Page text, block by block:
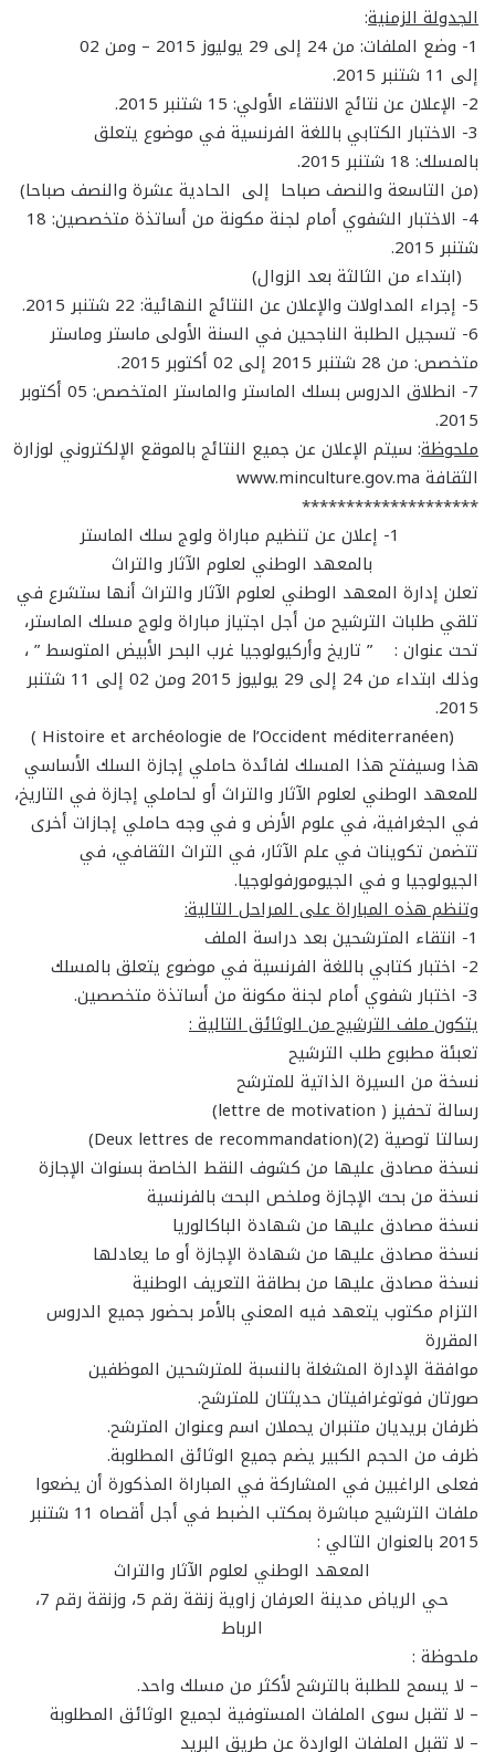
الجدولة الزمنية:
1- وضع الملفات: من 24 إلى 29 يوليوز 2015 – ومن 02
إلى 11 شتنبر 2015.
2- الإعلان عن نتائج الانتقاء الأولي: 15 شتنبر 2015.
3- الاختبار الكتابي باللغة الفرنسية في موضوع يتعلق
بالمسلك: 18 شتنبر 2015.
(من التاسعة والنصف صباحا إلى الحادية عشرة والنصف صباحا)
4- الاختبار الشفوي أمام لجنة مكونة من أساتذة متخصصين: 18
شتنبر 2015.
(ابتداء من الثالثة بعد الزوال)
5- إجراء المداولات والإعلان عن النتائج النهائية:
22 شتنبر 2015.
6- تسجيل الطلبة الناجحين في السنة الأولى ماستر وماستر
متخصص: من 28 شتنبر 2015 إلى 02 أكتوبر 2015.
7- انطلاق الدروس بسلك الماستر والماستر المتخصص: 05 أكتوبر
2015.
ملحوظة: سيتم الإعلان عن جميع النتائج بالموقع الإلكتروني لوزارة
الثقافة www.minculture.gov.ma
********************
بالمعهد الوطني لعلوم الآثار والتراث
تعلن إدارة المعهد الوطني لعلوم الآثار والتراث أنها ستشرع في
تلقي طلبات الترشيح من أجل اجتياز مباراة ولوج مسلك الماستر،
تحت عنوان : ” تاريخ وأركيولوجيا غرب البحر الأبيض المتوسط ” ،
وذلك ابتداء من 24 إلى 29 يوليوز 2015 ومن 02 إلى 11 شتنبر
2015.
(
Histoire et archéologie de l’Occident méditerranéen
)
هذا وسيفتح هذا المسلك لفائدة حاملي إجازة السلك الأساسي
للمعهد الوطني لعلوم الآثار والتراث أو لحاملي إجازة في التاريخ،
في الجغرافية، في علوم الأرض و في وجه حاملي إجازات أخرى
تتضمن تكوينات في علم الآثار، في التراث الثقافي، في
الجيولوجيا و في الجيومورفولوجيا.
وتنظم هذه المباراة على المراحل التالية:
1- انتقاء المترشحين بعد دراسة الملف
2- اختبار كتابي باللغة الفرنسية في موضوع يتعلق بالمسلك
3- اختبار شفوي أمام لجنة مكونة من أساتذة متخصصين.
يتكون ملف الترشيح من الوثائق التالية :
تعبئة مطبوع طلب الترشيح
نسخة من السيرة الذاتية للمترشح
رسالة تحفيز ( lettre de motivation
)
رسالتا توصية (2)(
Deux lettres de recommandation
)
نسخة مصادق عليها من كشوف النقط الخاصة بسنوات الإجازة
نسخة من بحث الإجازة وملخص البحث بالفرنسية
نسخة مصادق عليها من شهادة الباكالوريا
نسخة مصادق عليها من شهادة الإجازة أو ما يعادلها
نسخة مصادق عليها من بطاقة التعريف الوطنية
التزام مكتوب يتعهد فيه المعني بالأمر بحضور جميع الدروس
المقررة
موافقة الإدارة المشغلة بالنسبة للمترشحين الموظفين
صورتان فوتوغرافيتان حديثتان للمترشح.
ظرفان بريديان متنبران يحملان اسم وعنوان المترشح.
ظرف من الحجم الكبير يضم جميع الوثائق المطلوبة.
فعلى الراغبين في المشاركة في المباراة المذكورة أن يضعوا
ملفات الترشيح مباشرة بمكتب الضبط في أجل أقصاه 11 شتنبر
2015 بالعنوان التالي :
المعهد الوطني لعلوم الآثار والتراث
حي الرياض مدينة العرفان زاوية زنقة رقم 5، وزنقة رقم 7،
الرباط
ملحوظة :
– لا يسمح للطلبة بالترشح لأكثر من مسلك واحد.
– لا تقبل سوى الملفات المستوفية لجميع الوثائق المطلوبة
– لا تقبل الملفات الواردة عن طريق البريد